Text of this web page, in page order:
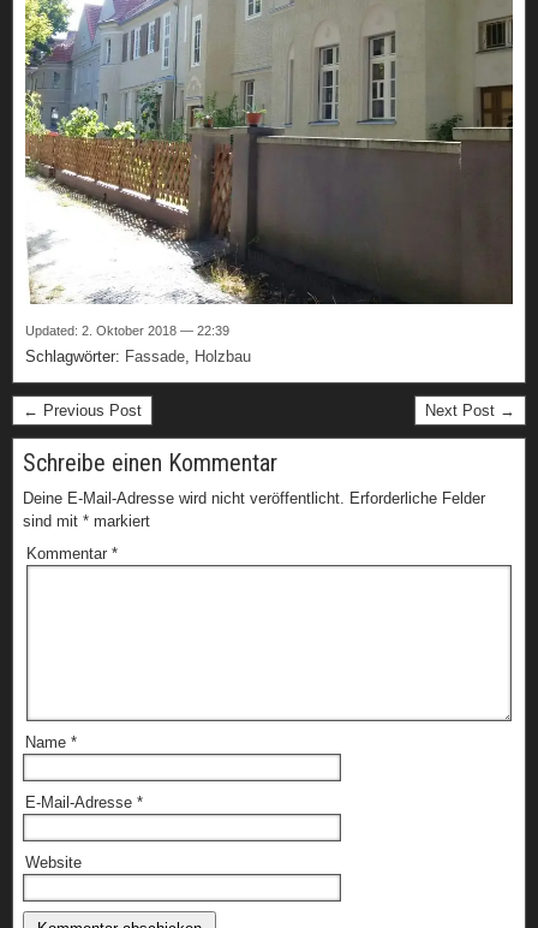
Updated: 2. Oktober 2018 — 22:39
Schlagwörter: Fassade Holzbau
← Previous Post Next Post →
Schreibe einen Kommentar
Deine E-Mail-Adresse wird nicht veröffentlicht. Erforderliche Felder
sind mit * markiert
Kommentar *
Name *
E-Mail-Adresse *
Website